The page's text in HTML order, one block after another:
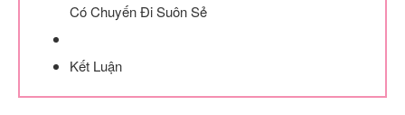
Có Chuyến Đi Suôn Sẻ
Kết Luận